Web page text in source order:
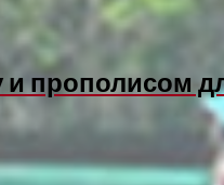
прополисом